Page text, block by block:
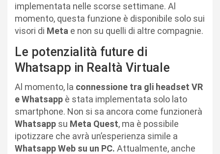
implementata nelle scorse settimane. Al
momento, questa funzione è disponibile solo sui
visori di Meta e non su quelli di altre compagnie.
Le potenzialità future di
Whatsapp in Realtà Virtuale
Al momento, la connessione tra gli headset VR
e Whatsapp è stata implementata solo lato
smartphone. Non si sa ancora come funzionerà
Whatsapp su Meta Quest, ma è possibile
ipotizzare che avrà un’esperienza simile a
Whatsapp Web su un PC. Attualmente, anche